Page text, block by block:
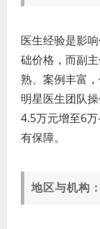
医生经验是影
础价格，而副
熟、案例丰富
明星医生团队
4.5万元增至6
有保障。
地区与机构